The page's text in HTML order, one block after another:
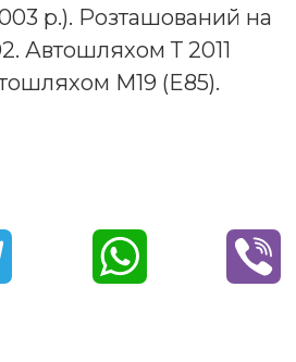
р.). Розташований на
Автошляхом Т 2011
М19 (E85).